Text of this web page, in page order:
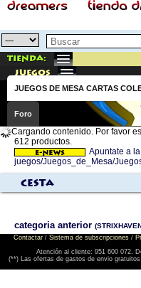
Tienda:
juegos
JUEGOS DE MESA CARTAS
Foro
Cargando contenido. Por favor
612 productos.
Apuntate a
juegos/Juegos_de_Mesa/
Cesta
categoria anterior
Contactar/ Sistema de subscripciones/
Atención al cliente: 951 600 072.
(**) Las ofertas de gastos de envio